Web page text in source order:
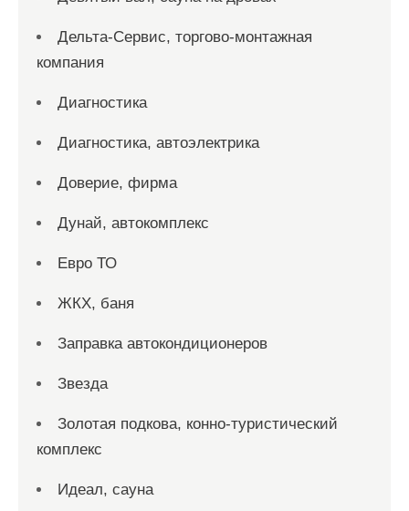
Дельта-Сервис, торгово-монтажная
компания
Диагностика
Диагностика, автоэлектрика
Доверие, фирма
Дунай, автокомплекс
Евро ТО
ЖКХ, баня
Заправка автокондиционеров
Звезда
Золотая подкова, конно-туристический
комплекс
Идеал, сауна